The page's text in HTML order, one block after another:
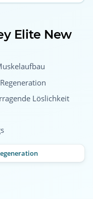
Elite New
Löslichkeit